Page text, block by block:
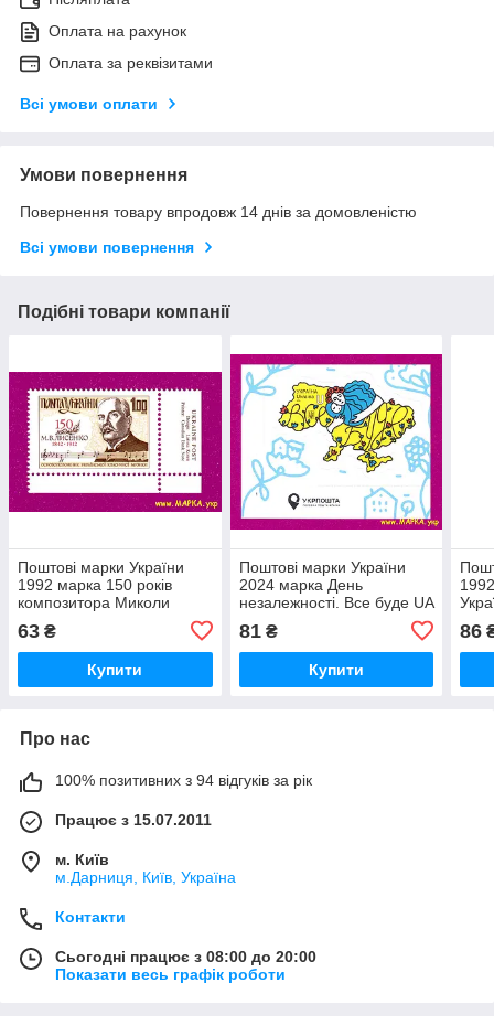
Оплата на рахунок
Оплата за реквізитами
Всі умови оплати
Умови повернення
Повернення товару впродовж 14 днів за домовленістю
Всі умови повернення
Подібні товари компанії
Поштові марки України
1992 марка 150 років
композитора Миколи
Лисенка КУТ З НАПИСОМ
АНГЛ
63 ₴
Купити
Поштові марки України
2024 марка День
незалежності. Все буде UA
81₴
Купити
УКР
86
Про нас
100% позитивних з 94 відгуків за рік
Працює з 15.07.2011
м. Київ
м.Дарниця, Київ, Україна
Контакти
Сьогодні працює з 08:00 до 20:00
Показати весь графік роботи